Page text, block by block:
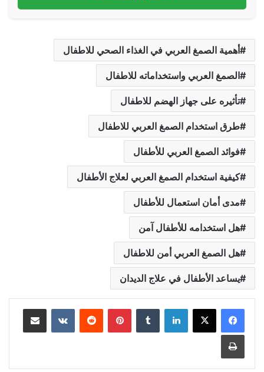
أهمية الصمغ العربي في الغذاء الصحي للاطفال
الصمغ العربي واستخداماته للاطفال
تأثيره على جهاز الهضم للاطفال
طرق استخدام الصمغ العربي للاطفال
فوائد الصمغ العربي للأطفال
كيفية استخدام الصمغ العربي لعلاج الأطفال
مدى أمان استعمال للأطفال
هل استخدامه للأطفال آمن
هل الصمغ العربي أمن للاطفال
يساعد الأطفال في علاج الديدان
لينكدإن بينتيريست مشاركة عبر البريد
طباعة